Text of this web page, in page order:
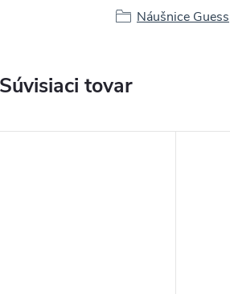
Náušnice Guess
Súvisiaci tovar